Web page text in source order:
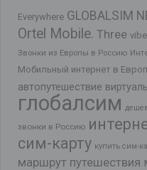
Everywhere GLOBALSIM
Ortel Mobile. Three
Звонки из Европы в Россию
Мобильный интернет в
автопутешествие
глобалсим
звонки в Россию
сим-карту купить сим-
маршрут путешествия